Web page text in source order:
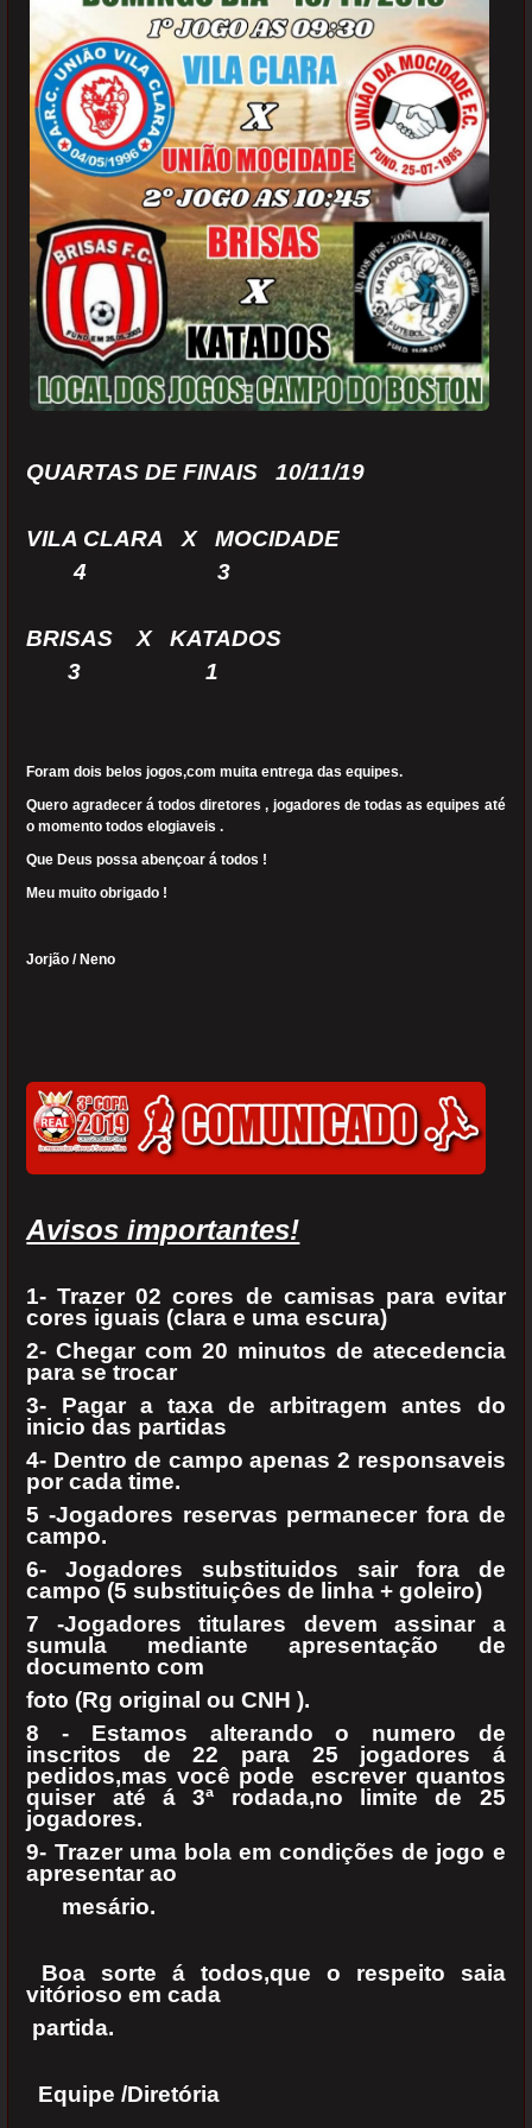
QUARTAS DE FINAIS 10/11/19
VILA CLARA X MOCIDADE
4 3
BRISAS X KATADOS
3 1
Foram dois belos jogos,com muita entrega das equipes.
Quero agradecer á todos diretores , jogadores de todas as equipes até
o momento todos elogiaveis .
Que Deus possa abençoar á todos !
Meu muito obrigado !
Jorjão / Neno
Avisos importantes!
1- Trazer 02 cores de camisas para evitar
cores iguais (clara e uma escura)
2- Chegar com 20 minutos de atecedencia
para se trocar
3- Pagar a taxa de arbitragem antes do
inicio das partidas
4- Dentro de campo apenas 2 responsaveis
por cada time.
5 -Jogadores reservas permanecer fora de
campo.
6- Jogadores substituidos sair fora de
campo (5 substituiçôes de linha + goleiro)
7 -Jogadores titulares devem assinar a
sumula mediante apresentação de
documento com
foto (Rg original ou CNH ).
8 - Estamos alterando o numero de
inscritos de 22 para 25 jogadores á
pedidos,mas você pode escrever quantos
quiser até á 3ª rodada,no limite de 25
jogadores.
9- Trazer uma bola em condições de jogo e
apresentar ao
mesário.
Boa sorte á todos,que o respeito saia
vitórioso em cada
partida.
Equipe /Diretória